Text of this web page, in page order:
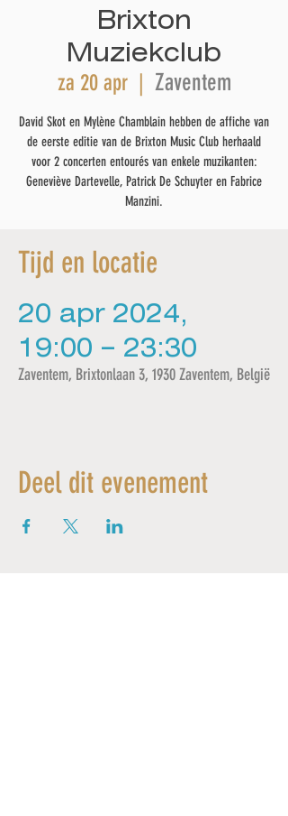
Brixton
Muziekclub
za 20 apr
  |
Zaventem
David Skot en Mylène Chamblain hebben de affiche van
de eerste editie van de Brixton Music Club herhaald
voor 2 concerten entourés van enkele muzikanten:
Geneviève Dartevelle, Patrick De Schuyter en Fabrice
Manzini.
Tijd en locatie
20 apr 2024,
19:00 – 23:30
Zaventem, Brixtonlaan 3, 1930 Zaventem, België
Deel dit evenement